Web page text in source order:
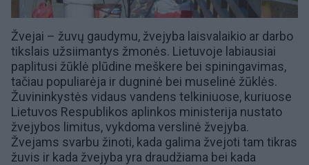
Žvejai – žuvų gaudymu, žvejyba laisvalaikio ar darbo
tikslais užsiimantys žmonės. Lietuvoje labiausiai
paplitusi žūklė plūdine meškere bei spiningavimas,
tačiau populiarėja ir dugninė bei muselinė žūklės.
Žuvininkystės vidaus vandens telkiniuose, kuriuose
Lietuvos Respublikos aplinkos ministerija nustato
žvejybos limitus, vykdoma verslinė žvejyba.
Žvejams svarbu žinoti, kada galima žvejoti tam tikras
žuvis ir kada žvejyba yra draudžiama bei kada